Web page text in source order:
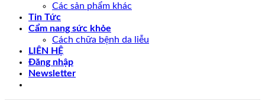
Các sản phẩm khác
Tin Tức
Cẩm nang sức khỏe
Cách chữa bệnh da liễu
LIÊN HỆ
Đăng nhập
Newsletter